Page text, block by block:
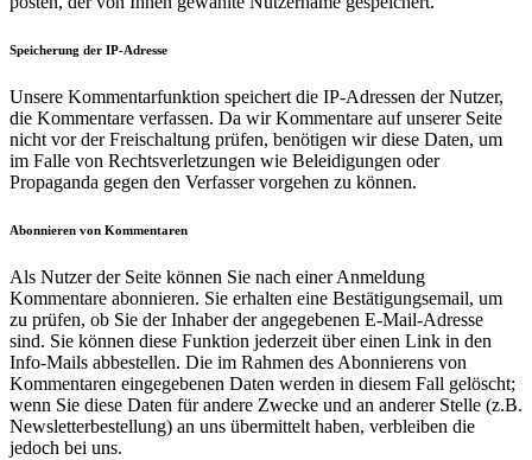
Speicherung der IP-Adresse
Unsere Kommentarfunktion speichert die IP-Adressen der Nutzer,
die Kommentare verfassen. Da wir Kommentare auf unserer Seite
nicht vor der Freischaltung prüfen, benötigen wir diese Daten, um
im Falle von Rechtsverletzungen wie Beleidigungen oder
Propaganda gegen den Verfasser vorgehen zu können.
Abonnieren von Kommentaren
Als Nutzer der Seite können Sie nach einer Anmeldung
Kommentare abonnieren. Sie erhalten eine Bestätigungsemail, um
zu prüfen, ob Sie der Inhaber der angegebenen E-Mail-Adresse
sind. Sie können diese Funktion jederzeit über einen Link in den
Info-Mails abbestellen. Die im Rahmen des Abonnierens von
Kommentaren eingegebenen Daten werden in diesem Fall gelöscht;
wenn Sie diese Daten für andere Zwecke und an anderer Stelle (z.B.
Newsletterbestellung) an uns übermittelt haben, verbleiben die
jedoch bei uns.